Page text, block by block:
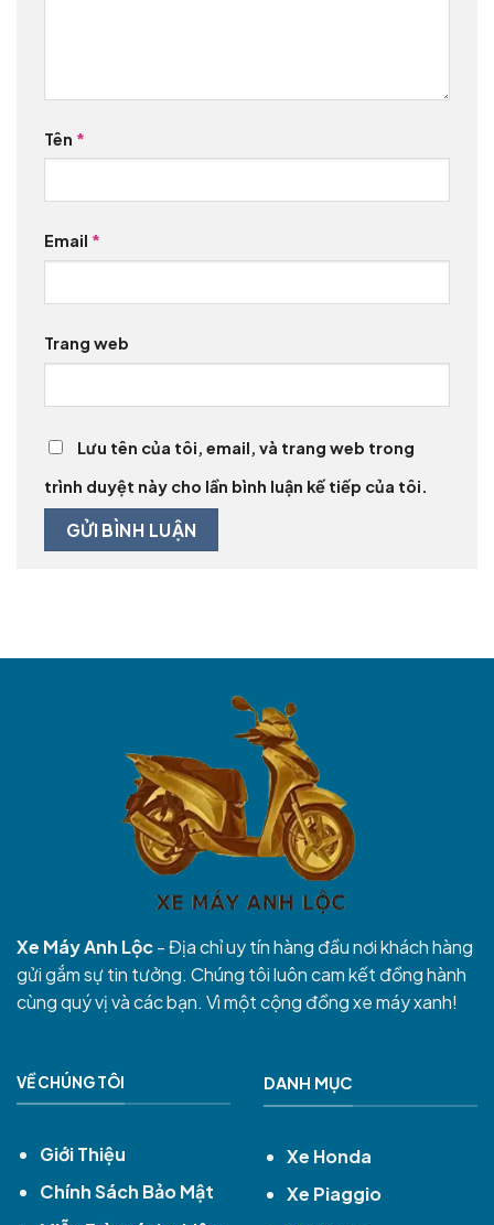
Tên *
Email *
Trang web
Lưu tên của tôi, email, và trang web trong
trình duyệt này cho lần bình luận kế tiếp của tôi.
Xe Máy Anh Lộc- Địa chỉ uy tín hàng đầu nơi khách hàng
gửi gắm sự tin tưởng. Chúng tôi luôn cam kết đồng hành
cùng quý vị và các bạn. Vì một cộng đồng xe máy xanh!
VỀ CHÚNG TÔI
Giới Thiệu
Chính Sách Bảo Mật
DANH MỤC
Xe Honda
Xe Piaggio